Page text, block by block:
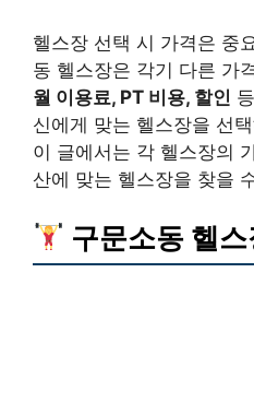
헬스장 선택 시 가격은 중
동 헬스장은 각기 다른 가
월 이용료, PT 비용, 할인
신에게 맞는 헬스장을 선
이 글에서는 각 헬스장의
산에 맞는 헬스장을 찾을
구문소동 헬